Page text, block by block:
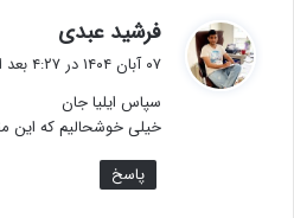
فرشید عبدی
ف
۰۷ آبان ۱۴۰۴ در ۴:۲۷ بعد از ظهر
سپاس ایلیا جان
خیلی خوشحالیم که این
پاسخ